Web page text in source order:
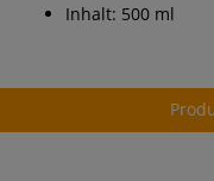
Inhalt: 500 ml